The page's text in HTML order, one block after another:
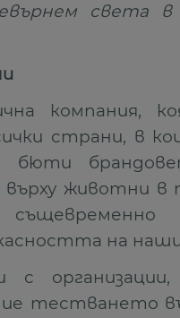
света в
компания,
страни, в
животни в
на
с
тестването